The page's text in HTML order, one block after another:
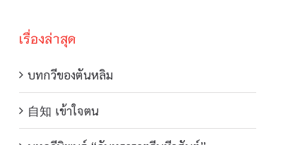
เรื่องล่าสุด
บทกวีของตันหลิม
自知 เข้าใจตน